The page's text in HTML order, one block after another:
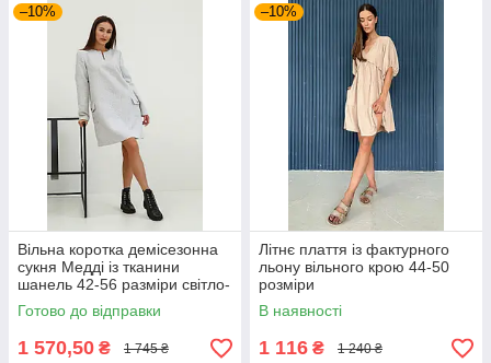
–10%
Вільна коротка демісезонна
сукня Медді із тканини
шанель 42-56 разміри світло-
сіра
Готово до відправки
1 570,50 ₴ 1 745 ₴
–10%
Літнє плаття із фактурного
льону вільного крою 44-50
розміри
В наявності
1 116 ₴ 1 240 ₴